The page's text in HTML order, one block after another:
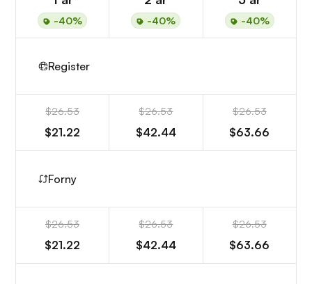
-40% -40% -40%
Register
$26.53
$21.22
$26.53
$42.44
$26.53
$63.66
Forny
$26.53
$21.22
$26.53
$42.44
$26.53
$63.66